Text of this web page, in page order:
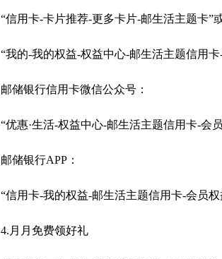
“信用卡-卡片推荐-更多卡片-邮生活主题卡”
“我的-我的权益-权益中心-邮生活主题信用
邮储银行信用卡微信公众号：
“优惠·生活-权益中心-邮生活主题信用卡-会
邮储银行APP：
“信用卡-我的权益-邮生活主题信用卡-会员权
4.月月免费领好礼